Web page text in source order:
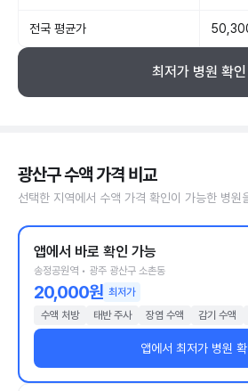
전국 평균가
최저가 병원 확인
광산구 수액 가격 비교
선택한 지역에서 수액 가격 확인이 가능한 병원
앱에서 바로 확인 가능
송정공원역 • 광주 광산구 소촌동
20,000원 최저가
수액 처방
태반 주사 장염 수액 감기 수액
앱에서 최저가 병원